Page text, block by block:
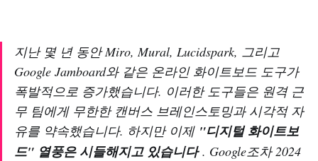
지난 몇 년 동안 Miro, Mural, Lucidspark, 그리고
Google Jamboard와 같은 온라인 화이트보드 도구가
폭발적으로 증가했습니다. 이러한 도구들은 원격 근
무 팀에게 무한한 캔버스 브레인스토밍과 시각적 자
유를 약속했습니다. 하지만 이제 "디지털 화이트보
드" 열풍은 시들해지고 있습니다. Google조차 2024